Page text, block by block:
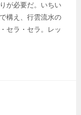
が必要だ。いちい
構え、行雲流水の
セラ・セラ。レッ